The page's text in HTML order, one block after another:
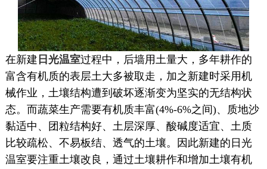
在新建 日光温室过程中，后墙用土量大，多年耕作的
富含有机质的表层土大多被取走，加之新建时采用机
械作业，土壤结构遭到破坏逐渐变为坚实的无结构状
态。而蔬菜生产需要有机质丰富(4%-6%之间)、质地沙
黏适中、团粒结构好、土层深厚、酸碱度适宜、土质
比较疏松、不易板结、透气的土壤。因此新建的日光
温室要注重土壤改良，通过土壤耕作和增加土壤有机